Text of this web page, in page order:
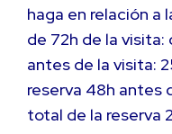
haga en relación a
de 72h de la
antes de la visita:
reserva 48h antes
total de la reserva